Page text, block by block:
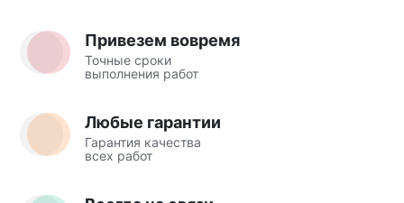
Привезем вовремя
Точные сроки
выполнения работ
Любые гарантии
Гарантия качества
всех работ